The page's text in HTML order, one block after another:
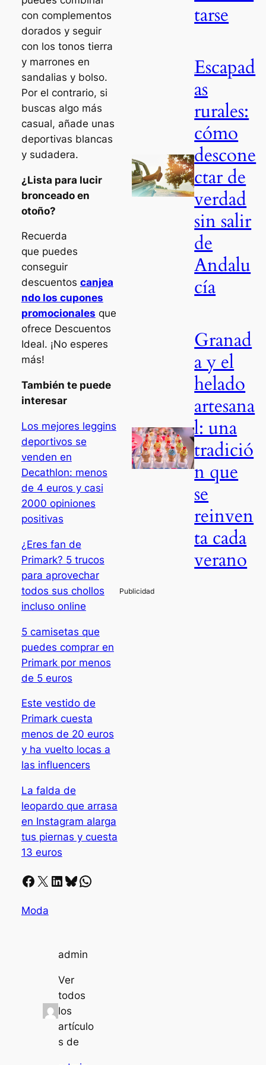
con complementos
dorados y seguir
con los tonos tierra
y marrones en
sandalias y bolso.
Por el contrario, si
buscas algo más
casual, añade unas
deportivas blancas
y sudadera.
¿Lista para lucir
bronceado en
otoño?
Recuerda
que puedes
conseguir
descuentos canjea
ndo los cupones
promocionales que
ofrece Descuentos
Ideal. ¡No esperes
más!
También te puede
interesar
Los mejores leggins
deportivos se
venden en
Decathlon: menos
de 4 euros y casi
2000 opiniones
positivas
¿Eres fan de
Primark? 5 trucos
para aprovechar
todos sus chollos
incluso online
5 camisetas que
puedes comprar en
Primark por menos
de 5 euros
Este vestido de
Primark cuesta
menos de 20 euros
y ha vuelto locas a
las influencers
La falda de
leopardo que arrasa
en Instagram alarga
tus piernas y cuesta
13 euros
Facebook X LinkedIn Bluesky Whatsapp
Moda
admin
Ver
todos
los
artículo
s de
tarse
Escapad
as
rurales:
cómo
descone
ctar de
verdad
sin salir
de
Andalu
cía
Granad
a y el
helado
artesana
l: una
tradició
n que
se
reinven
ta cada
verano